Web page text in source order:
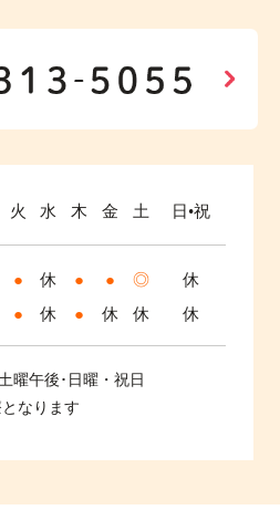
火 水 木 金 土 日•祝
● 休 ● ● ◎
休
● 休 ● 休 休 休
曜午後･日曜・祝日
なります